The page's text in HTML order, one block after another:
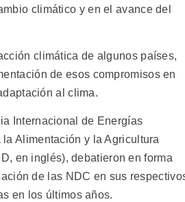
climático y en el avance del
climática de algunos países,
de esos compromisos en
al clima.
Internacional de Energías
Alimentación y la Agricultura
en inglés), debatieron en forma
de las NDC en sus
en los últimos años.